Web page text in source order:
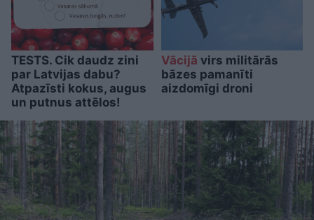
TESTS. Cik daudz zini
par Latvijas dabu?
Atpazīsti kokus, augus
un putnus attēlos!
Vācijā virs militārās
bāzes pamanīti
aizdomīgi droni